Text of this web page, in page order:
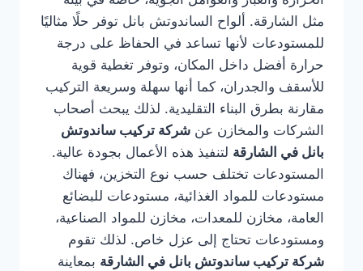
مثل الشارقة. ألواح الساندوتش بانل توفر حلًا مثاليًا
للمستودعات لأنها تساعد في الحفاظ على درجة
حرارة أفضل داخل المكان، وتوفر تغطية قوية
للأسقف والجدران، كما أنها سهلة وسريعة التركيب
مقارنة بطرق البناء التقليدية. لذلك يبحث أصحاب
الشركات والمخازن عن شركة تركيب ساندوتش
بانل في الشارقة لتنفيذ هذه الأعمال بجودة عالية.
المستودعات تختلف حسب نوع التخزين، فهناك
مستودعات للمواد الغذائية، مستودعات للبضائع
العامة، مخازن للمعدات، مخازن للمواد الصناعية،
ومستودعات تحتاج إلى عزل خاص. لذلك تقوم
شركة تركيب ساندوتش بانل في الشارقة بمعاينة